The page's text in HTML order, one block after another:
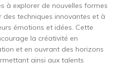
à explorer de nouvelles formes
des techniques innovantes et à
émotions et idées. Cette
la créativité en
et en ouvrant des horizons
ainsi aux talents